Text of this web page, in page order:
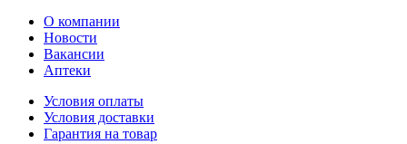
О компании
Новости
Вакансии
Аптеки
Условия оплаты
Условия доставки
Гарантия на товар